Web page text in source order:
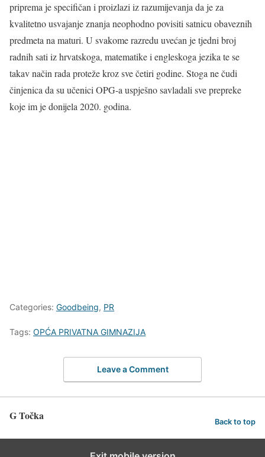
priprema je specifičan i proizlazi iz razumijevanja da je za
kvalitetno usvajanje znanja neophodno povisiti satnicu obaveznih
predmeta na maturi. U svakome razredu uvećan je tjedni broj
radnih sati iz hrvatskoga, matematike i engleskoga jezika te se
takav način rada proteže kroz sve četiri godine. Stoga ne čudi
činjenica da su učenici OPG-a uspješno savladali sve prepreke
koje im je donijela 2020. godina.
Categories: Goodbeing, PR
Tags: OPĆA PRIVATNA GIMNAZIJA
Leave a Comment
G Točka Back to top